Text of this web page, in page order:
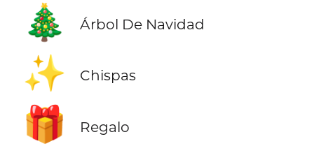
🎄 Árbol De Navidad
✨ Chispas
🎁 Regalo